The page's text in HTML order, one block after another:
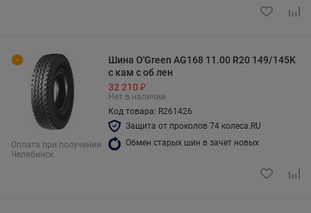
Оплата при получении
Челябинск
Шина O'Green AG168 11.00 R20 149/145K
с кам с об лен
32 210 ₽
Нет в наличии
Код товара: R261426
Защита от проколов 74 колеса.RU
Обмен старых шин в зачет новых